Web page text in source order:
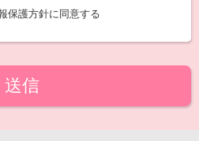
保護方針に同意する